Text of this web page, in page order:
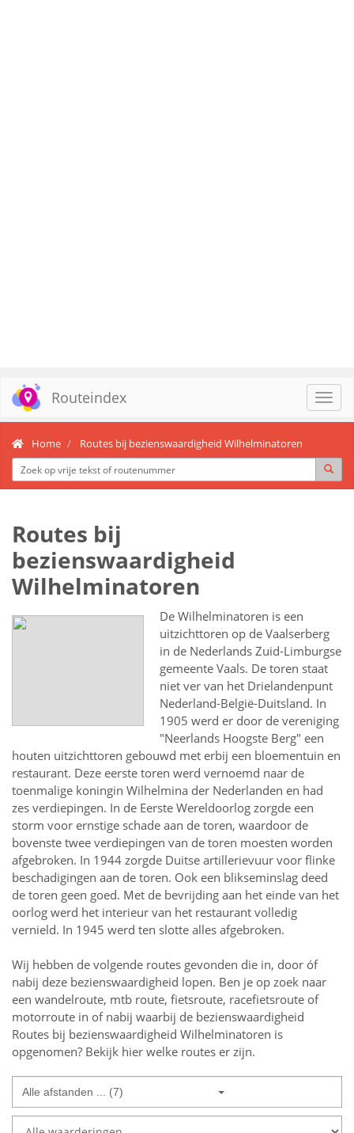
Routeindex
Home Routes bij bezienswaardigheid Wilhelminatoren
Routes bij
bezienswaardigheid
Wilhelminatoren
De Wilhelminatoren is een
uitzichttoren op de Vaalserberg
in de Nederlands Zuid-Limburgse
gemeente Vaals. De toren staat
niet ver van het Drielandenpunt
Nederland-België-Duitsland. In
1905 werd er door de vereniging
"Neerlands Hoogste Berg" een
houten uitzichttoren gebouwd met erbij een bloementuin en
restaurant. Deze eerste toren werd vernoemd naar de
toenmalige koningin Wilhelmina der Nederlanden en had
zes verdiepingen. In de Eerste Wereldoorlog zorgde een
storm voor ernstige schade aan de toren, waardoor de
bovenste twee verdiepingen van de toren moesten worden
afgebroken. In 1944 zorgde Duitse artillerievuur voor flinke
beschadigingen aan de toren. Ook een blikseminslag deed
de toren geen goed. Met de bevrijding aan het einde van het
oorlog werd het interieur van het restaurant volledig
vernield. In 1945 werd ten slotte alles afgebroken.
Wij hebben de volgende routes gevonden die in, door óf
nabij deze bezienswaardigheid lopen. Ben je op zoek naar
een wandelroute, mtb route, fietsroute, racefietsroute of
motorroute in of nabij waarbij de bezienswaardigheid
Routes bij bezienswaardigheid Wilhelminatoren is
opgenomen? Bekijk hier welke routes er zijn.
Alle afstanden ... (7)